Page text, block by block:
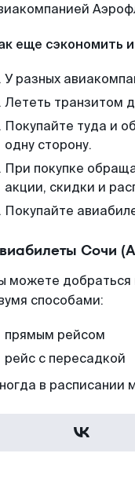
еще сэкономить
У разных
Лететь транзитом
Покупайте туда и
одну сторону.
При покупке
акции, скидки и
Покупайте
Сочи
можете добраться
способами:
прямым рейсом
рейс с пересадкой
в расписании